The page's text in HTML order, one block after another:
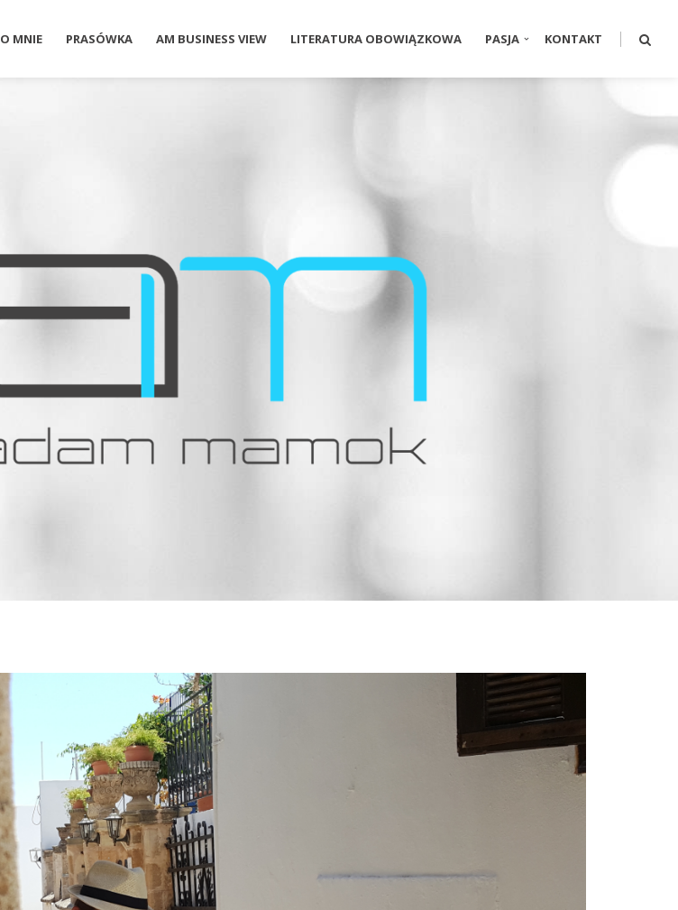
O MNIE PRASÓWKA AM BUSINESS VIEW LITERATURA OBOWIĄZKOWA PASJA KONTAKT